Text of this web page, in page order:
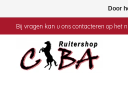
Bij vragen kan u ons contacteren op het
Door